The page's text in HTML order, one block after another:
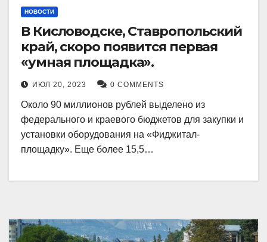
НОВОСТИ
В Кисловодске, Ставропольский
край, скоро появится первая
«умная площадка».
ИЮЛ 20, 2023 0 COMMENTS
Около 90 миллионов рублей выделено из
федерального и краевого бюджетов для закупки и
установки оборудования на «Фиджитал-
площадку». Еще более 15,5…